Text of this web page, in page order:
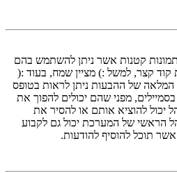
קטנות אשר ניתן להשתמש בהם
קוד קצר, למשל :) מציין שמח, בעוד :(
של ההבעות ניתן לראות בטופס
מפני שהם יכולים להפוך את
יכול להוציא אותם או להסיר את
הראשי של המערכת יכול גם לקבוע
תוכל להוסיף להודעות.